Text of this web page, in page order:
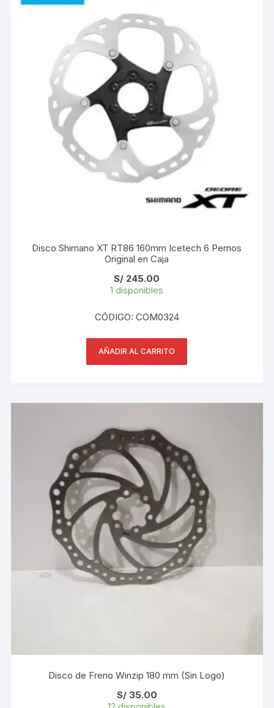
Disco Shimano XT RT86 160mm Icetech 6 Pernos
Original en Caja
S/ 245.00
1 disponibles
CÓDIGO: COM0324
AÑADIR AL CARRITO
Disco de Freno Winzip 180 mm (Sin Logo)
S/35.00